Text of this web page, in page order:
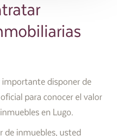
importante disponer de
para conocer el valor
en Lugo.
de inmuebles, usted